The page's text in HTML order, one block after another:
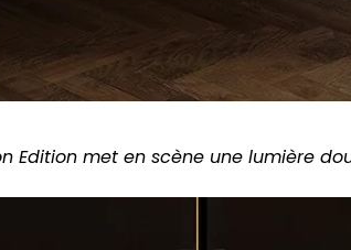
Edition met en scène une lumière